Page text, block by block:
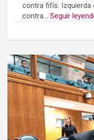
contra fifís. Izquierda
contra... Seguir